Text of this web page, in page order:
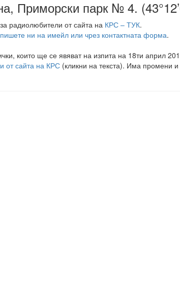
Приморски парк № 4.
радиолюбители от сайта на КРС – ТУК.
пишете ни на имейл или чрез контактната форма.
които ще се явяват на изпита на 18ти април
от сайта на КРС (кликни на текста). Има промени и